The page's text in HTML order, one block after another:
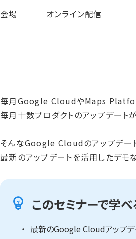
会場 オンライン配信
毎月Google CloudやMaps
毎月十数プロダクトのアップデート
そんなGoogle Cloudのアップデー
最新のアップデートを活用したデモ
このセミナーで学べ
最新のGoogle Cloudアップデ